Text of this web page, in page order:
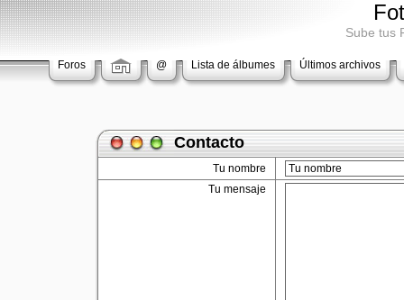
Sube tus
Foros @ Lista de álbumes Últimos archivos
Contacto
Tu nombre
Tu mensaje